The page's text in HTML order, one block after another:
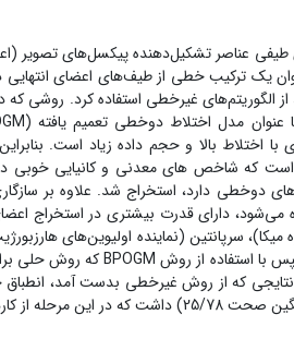
طیفی عناصر تشکیل‌دهنده پیکسل‌های تصویر
ترکیب خطی از طیف‌های اعضای انتهایی
الگوریتم‌های غیر‌خطی استفاده کرد. روشی که
اختلاط بالا و حجم داده زیاد است.
است که شاخص های معدنی و کانیایی خوبی
دارای قدرت بیشتری در استخراج
سرپانتین (نماینده اولیوین‌های
که از روش غیرخطی بدست آمد،
قابل قبول است.